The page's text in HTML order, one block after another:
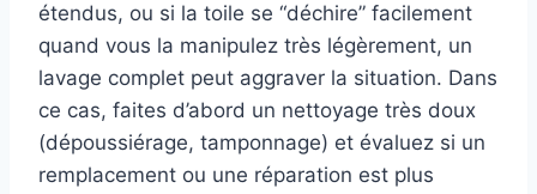
étendus, ou si la toile se “déchire” facilement
quand vous la manipulez très légèrement, un
lavage complet peut aggraver la situation. Dans
ce cas, faites d’abord un nettoyage très doux
(dépoussiérage, tamponnage) et évaluez si un
remplacement ou une réparation est plus